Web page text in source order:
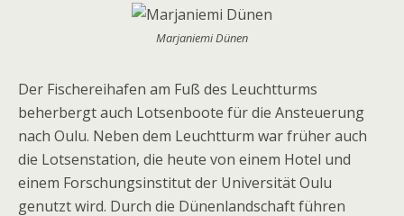
Marjaniemi Dünen
Der Fischereihafen am Fuß des Leuchtturms
beherbergt auch Lotsenboote für die Ansteuerung
nach Oulu. Neben dem Leuchtturm war früher auch
die Lotsenstation, die heute von einem Hotel und
einem Forschungsinstitut der Universität Oulu
genutzt wird. Durch die Dünenlandschaft führen